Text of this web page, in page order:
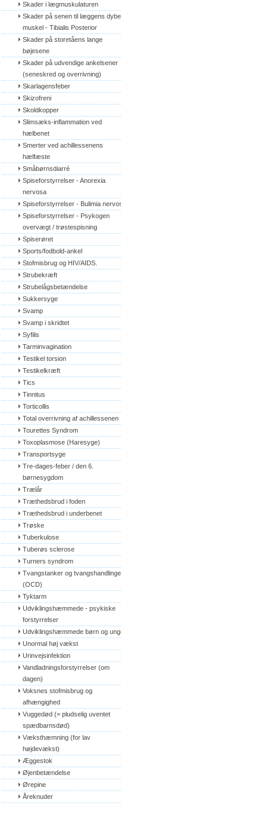
Skader i lægmuskulaturen
Skader på senen til læggens dybe
muskel - Tibialis Posterior
Skader på storetåens lange
bøjesene
Skader på udvendige ankelsener
(seneskred og overrivning)
Skarlagensfeber
Skizofreni
Skoldkopper
Slimsæks-inflammation ved
hælbenet
Smerter ved achillessenens
hælfæste
Småbørnsdiarré
Spiseforstyrrelser - Anorexia
nervosa
Spiseforstyrrelser - Bulimia nervosa
Spiseforstyrrelser - Psykogen
overvægt / trøstespisning
Spiserøret
Sports/fodbold-ankel
Stofmisbrug og HIV/AIDS.
Strubekræft
Strubelågsbetændelse
Sukkersyge
Svamp
Svamp i skridtet
Syfilis
Tarminvagination
Testikel torsion
Testikelkræft
Tics
Tinnitus
Torticollis
Total overrivning af achillessenen
Tourettes Syndrom
Toxoplasmose (Haresyge)
Transportsyge
Tre-dages-feber / den 6.
børnesygdom
Trælår
Træthedsbrud i foden
Træthedsbrud i underbenet
Trøske
Tuberkulose
Tuberøs sclerose
Turners syndrom
Tvangstanker og tvangshandlinger
(OCD)
Tyktarm
Udviklingshæmmede - psykiske
forstyrrelser
Udviklingshæmmede børn og unge
Unormal høj vækst
Urinvejsinfektion
Vandladningsforstyrrelser (om
dagen)
Voksnes stofmisbrug og
afhængighed
Vuggedød (= pludselig uventet
spædbarnsdød)
Væksthæmning (for lav
højdevækst)
Æggestok
Øjenbetændelse
Ørepine
Åreknuder